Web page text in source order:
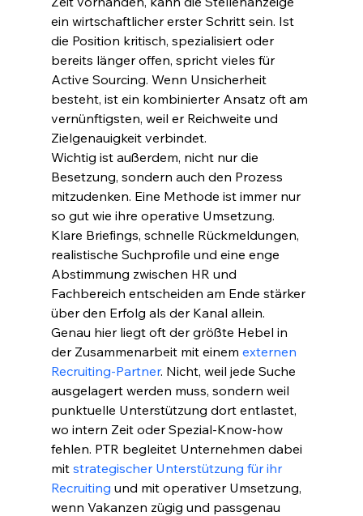
ein wirtschaftlicher erster Schritt sein. Ist
die Position kritisch, spezialisiert oder
bereits länger offen, spricht vieles für
Active Sourcing. Wenn Unsicherheit
besteht, ist ein kombinierter Ansatz oft am
vernünftigsten, weil er Reichweite und
Zielgenauigkeit verbindet.
Wichtig ist außerdem, nicht nur die
Besetzung, sondern auch den Prozess
mitzudenken. Eine Methode ist immer nur
so gut wie ihre operative Umsetzung.
Klare Briefings, schnelle Rückmeldungen,
realistische Suchprofile und eine enge
Abstimmung zwischen HR und
Fachbereich entscheiden am Ende stärker
über den Erfolg als der Kanal allein.
Genau hier liegt oft der größte Hebel in
der Zusammenarbeit mit einem externen
Recruiting-Partner. Nicht, weil jede Suche
ausgelagert werden muss, sondern weil
punktuelle Unterstützung dort entlastet,
wo intern Zeit oder Spezial-Know-how
fehlen. PTR begleitet Unternehmen dabei
mit strategischer Unterstützung für ihr
Recruiting und mit operativer Umsetzung,
wenn Vakanzen zügig und passgenau